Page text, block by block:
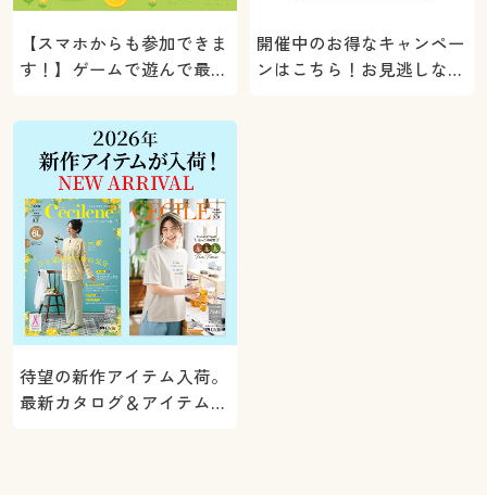
【スマホからも参加できま
す！】ゲームで遊んで最大
ト！
開催中のお得なキャンペー
ンはこちら！お見逃しな
待望の新作アイテム入荷。
最新カタログ＆アイテムを